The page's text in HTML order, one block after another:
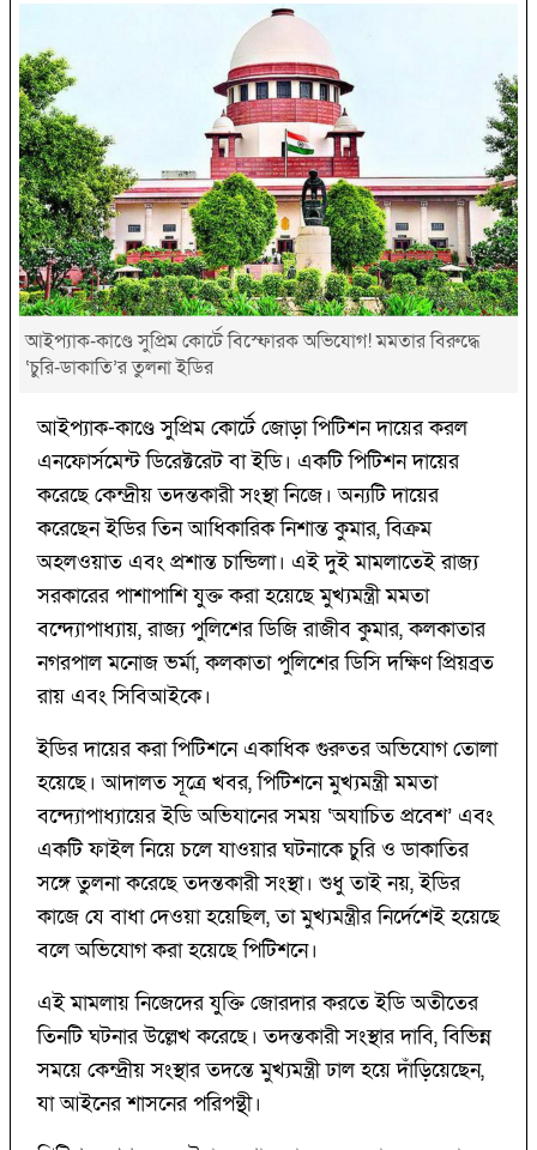
আইপ্যাক-কাণ্ডে সুপ্রিম কোর্টে বিস্ফোরক অভিযোগ! মমতার বিরুদ্ধে
‘চুরি-ডাকাতি’র তুলনা ইডির
আইপ্যাক-কাণ্ডে সুপ্রিম কোর্টে জোড়া পিটিশন দায়ের করল
এনফোর্সমেন্ট ডিরেক্টরেট বা ইডি। একটি পিটিশন দায়ের
করেছে কেন্দ্রীয় তদন্তকারী সংস্থা নিজে। অন্যটি দায়ের
করেছেন ইডির তিন আধিকারিক নিশান্ত কুমার, বিক্রম
অহলওয়াত এবং প্রশান্ত চান্ডিলা। এই দুই মামলাতেই রাজ্য
সরকারের পাশাপাশি যুক্ত করা হয়েছে মুখ্যমন্ত্রী মমতা
বন্দ্যোপাধ্যায়, রাজ্য পুলিশের ডিজি রাজীব কুমার, কলকাতার
নগরপাল মনোজ ভর্মা, কলকাতা পুলিশের ডিসি দক্ষিণ প্রিয়ব্রত
রায় এবং সিবিআইকে।
ইডির দায়ের করা পিটিশনে একাধিক গুরুতর অভিযোগ তোলা
হয়েছে। আদালত সূত্রে খবর, পিটিশনে মুখ্যমন্ত্রী মমতা
বন্দ্যোপাধ্যায়ের ইডি অভিযানের সময় ‘অযাচিত প্রবেশ’ এবং
একটি ফাইল নিয়ে চলে যাওয়ার ঘটনাকে চুরি ও ডাকাতির
সঙ্গে তুলনা করেছে তদন্তকারী সংস্থা। শুধু তাই নয়, ইডির
কাজে যে বাধা দেওয়া হয়েছিল, তা মুখ্যমন্ত্রীর নির্দেশেই হয়েছে
বলে অভিযোগ করা হয়েছে পিটিশনে।
এই মামলায় নিজেদের যুক্তি জোরদার করতে ইডি অতীতের
তিনটি ঘটনার উল্লেখ করেছে। তদন্তকারী সংস্থার দাবি, বিভিন্ন
সময়ে কেন্দ্রীয় সংস্থার তদন্তে মুখ্যমন্ত্রী ঢাল হয়ে দাঁড়িয়েছেন,
যা আইনের শাসনের পরিপন্থী।